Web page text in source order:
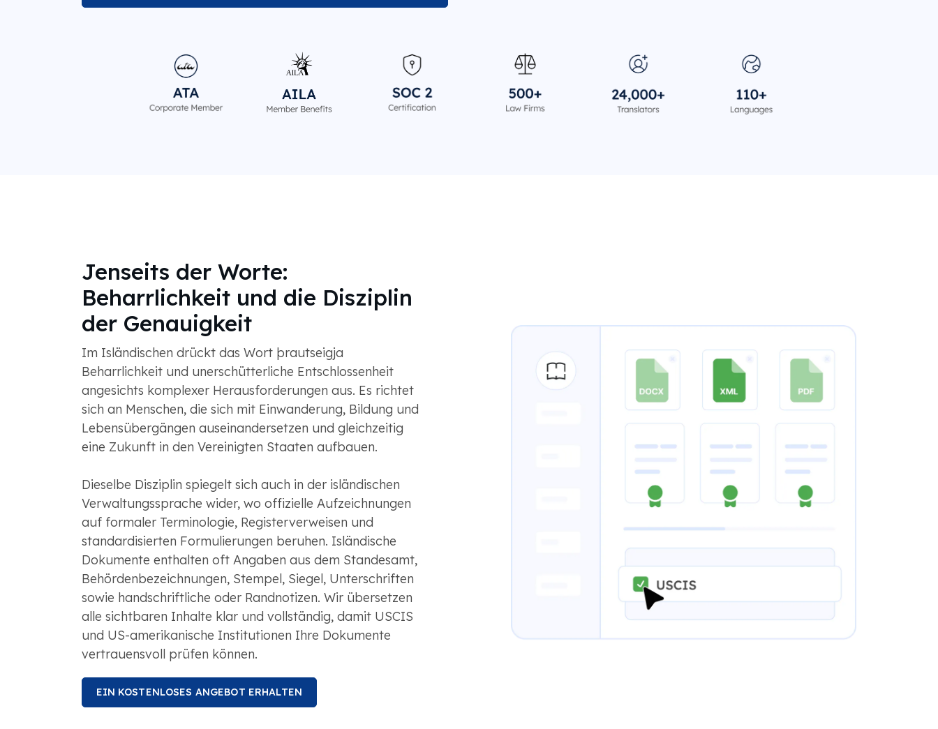
Jenseits der Worte:
Beharrlichkeit und die Disziplin
der Genauigkeit
Im Isländischen drückt das Wort þrautseigja
Beharrlichkeit und unerschütterliche Entschlossenheit
angesichts komplexer Herausforderungen aus. Es richtet
sich an Menschen, die sich mit Einwanderung, Bildung und
Lebensübergängen auseinandersetzen und gleichzeitig
eine Zukunft in den Vereinigten Staaten aufbauen.
Dieselbe Disziplin spiegelt sich auch in der isländischen
Verwaltungssprache wider, wo offizielle Aufzeichnungen
auf formaler Terminologie, Registerverweisen und
standardisierten Formulierungen beruhen. Isländische
Dokumente enthalten oft Angaben aus dem Standesamt,
Behördenbezeichnungen, Stempel, Siegel, Unterschriften
sowie handschriftliche oder Randnotizen. Wir übersetzen
alle sichtbaren Inhalte klar und vollständig, damit USCIS
und US-amerikanische Institutionen Ihre Dokumente
vertrauensvoll prüfen können.
EIN KOSTENLOSES ANGEBOT ERHALTEN